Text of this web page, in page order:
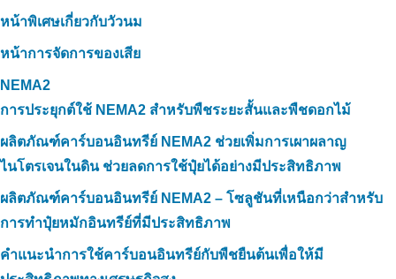
หน้าพิเศษเกี่ยวกับวัวนม
หน้าการจัดการของเสีย
NEMA2
การประยุกต์ใช้ NEMA2 สำหรับพืชระยะสั้นและพืชดอกไม้
ผลิตภัณฑ์คาร์บอนอินทรีย์ NEMA2 ช่วยเพิ่มการเผาผลาญ
ไนโตรเจนในดิน ช่วยลดการใช้ปุ๋ยได้อย่างมีประสิทธิภาพ
ผลิตภัณฑ์คาร์บอนอินทรีย์ NEMA2 – โซลูชันที่เหนือกว่าสำหรับ
การทำปุ๋ยหมักอินทรีย์ที่มีประสิทธิภาพ
คำแนะนำการใช้คาร์บอนอินทรีย์กับพืชยืนต้นเพื่อให้มี